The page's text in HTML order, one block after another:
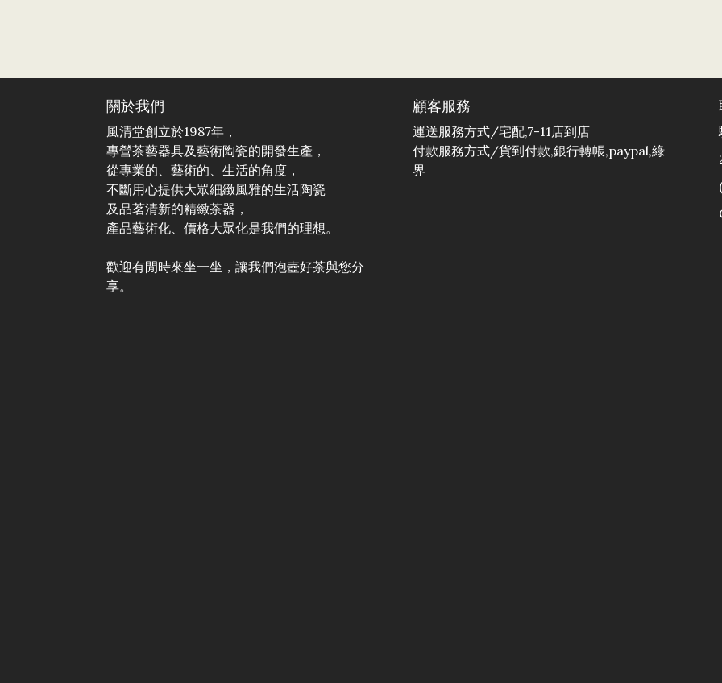
關於我們
風清堂創立於1987年，
專營茶藝器具及藝術陶瓷的開發生產，
從專業的、藝術的、生活的角度，
不斷用心提供大眾細緻風雅的生活陶瓷
及品茗清新的精緻茶器，
產品藝術化、價格大眾化是我們的理想。
歡迎有閒時來坐一坐，讓我們泡壺好茶與您分
享。
顧客服務
運送服務方式/宅配,7-11店到店
付款服務方式/貨到付款,銀行轉帳,paypal,綠
界